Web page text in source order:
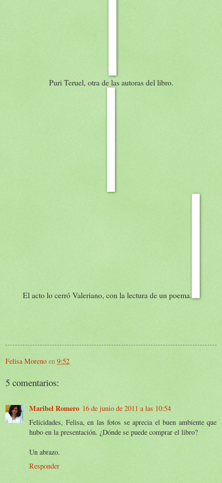
Puri Teruel, otra de las autoras del libro.
El acto lo cerró Valeriano, con la lectura de un poema.
Felisa Moreno en 9:52
5 comentarios:
Maribel Romero 16 de junio de 2011 a las 10:54
Felicidades, Felisa, en las fotos se aprecia el buen ambiente que
hubo en la presentación. ¿Dónde se puede comprar el libro?
Un abrazo.
Responder